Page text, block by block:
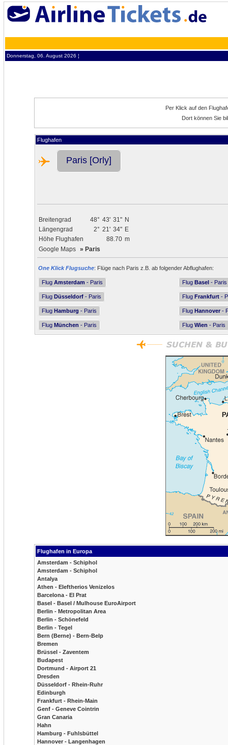
Donnerstag, 06. August 2026 ¦
Per Klick auf den
Dort können Sie
Flughafen
Paris [Orly]
Breitengrad 48° 43' 31" N
Längengrad
2° 21' 34" E
Höhe Flughafen
88.70 m
Google Maps » Paris
One Klick Flugsuche: Flüge nach Paris z.B. ab folgender Abflughafen:
Flug Amsterdam - Paris Flug Basel - Paris
Flug Düsseldorf - Paris Flug Frankfurt -
Flug Hamburg - Paris Flug Hannover -
Flug München - Paris Flug Wien - Paris
Flughafen in Europa
Amsterdam - Schiphol
Amsterdam - Schiphol
Antalya
Athen - Eleftherios Venizelos
Barcelona - El Prat
Basel - Basel / Mulhouse EuroAirport
Berlin - Metropolitan Area
Berlin - Schönefeld
Berlin - Tegel
Bern (Berne) - Bern-Belp
Bremen
Brüssel - Zaventem
Budapest
Dortmund - Airport 21
Dresden
Düsseldorf - Rhein-Ruhr
Edinburgh
Frankfurt - Rhein-Main
Genf - Geneve Cointrin
Gran Canaria
Hahn
Hamburg - Fuhlsbüttel
Hannover - Langenhagen